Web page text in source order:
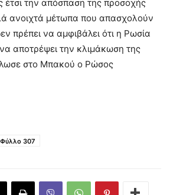
έτσι την απόσπαση της προσοχής
ανοιχτά μέτωπα που απασχολούν
πρέπει να αμφιβάλει ότι η Ρωσία
αποτρέψει την κλιμάκωση της
στο Μπακού ο Ρώσος
Φύλλο 307